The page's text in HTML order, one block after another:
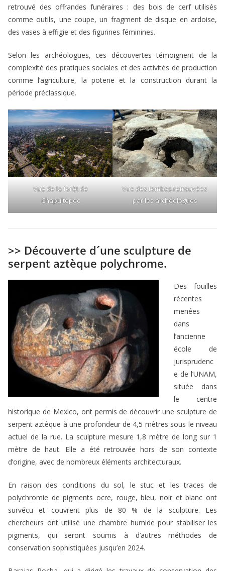
retrouvé des offrandes funéraires : des bois de cerf utilisés
comme outils, une coupe, un fragment de disque en ardoise,
des vases à effigie et des figurines féminines.
Selon les archéologues, ces découvertes témoignent de la
complexité des pratiques sociales et des activités de production
comme l’agriculture, la poterie et la construction durant la
période préclassique.
Vue de la forêt de
Chapultepec
Vue des tombes retrouvées
par les archéologues
>> Découverte d´une sculpture de
serpent aztèque polychrome.
Des fouilles
récentes
menées
dans
l’ancienne
école de
jurisprudenc
e de l’UNAM,
située dans
le centre
historique de Mexico, ont permis de découvrir une sculpture de
serpent aztèque à une profondeur de 4,5 mètres sous le niveau
actuel de la rue. La sculpture mesure 1,8 mètre de long sur 1
mètre de haut. Elle a été retrouvée hors de son contexte
d’origine, avec de nombreux éléments architecturaux.
En raison des conditions du sol, le stuc et les traces de
polychromie de pigments ocre, rouge, bleu, noir et blanc ont
survécu et couvrent plus de 80 % de la sculpture. Les
chercheurs ont utilisé une chambre humide pour stabiliser les
pigments, qui seront soumis à d’autres méthodes de
conservation sophistiquées jusqu’en 2024.